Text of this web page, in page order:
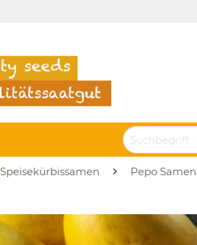
Speisekürbissamen Pepo Samen